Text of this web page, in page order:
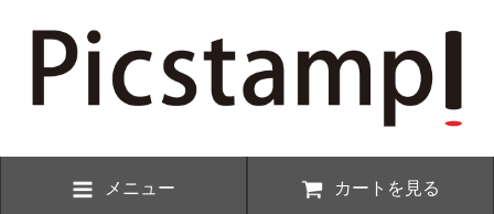
メニュー カートを見る